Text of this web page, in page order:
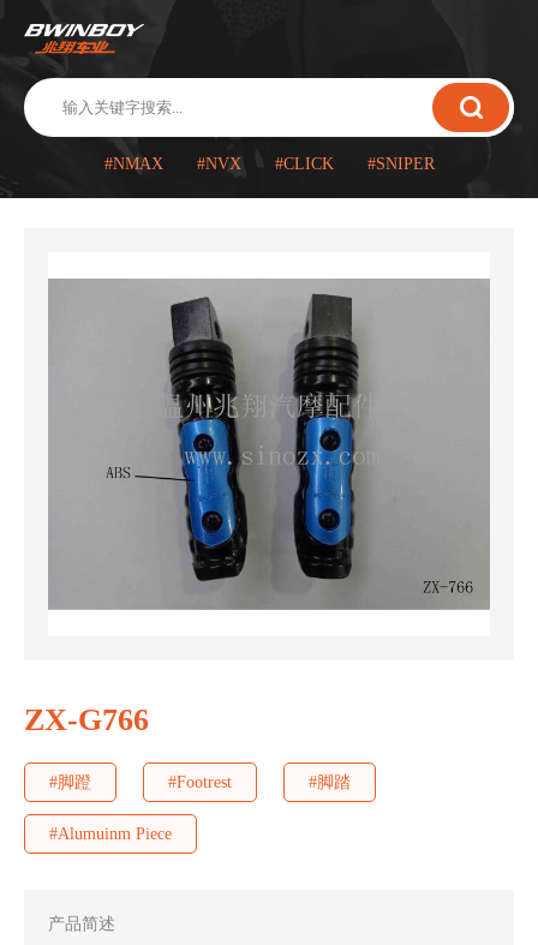
#NMAX #NVX #CLICK #SNIPER
ZX-G766
#脚蹬 #Footrest #脚踏
#Alumuinm Piece
产品简述